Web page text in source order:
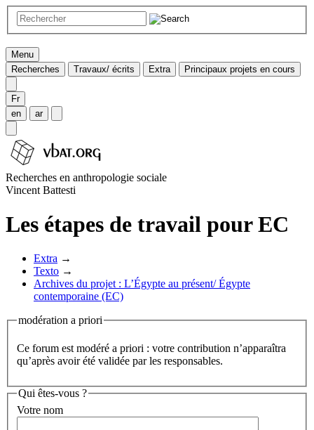
Menu
Recherches
Travaux/ écrits Extra Principaux projets en cours
Fr
en
ar
Recherches en anthropologie sociale
Vincent Battesti
Les étapes de travail pour EC
Extra →
Texto →
Archives du projet : L’Égypte au présent/ Égypte
contemporaine (EC)
modération a priori
Ce forum est modéré a priori : votre contribution n’apparaîtra
qu’après avoir été validée par les responsables.
Qui êtes-vous ?
Votre nom